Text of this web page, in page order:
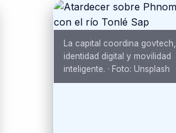
La capital coordina govtech,
identidad digital y movilidad
inteligente. · Foto: Unsplash